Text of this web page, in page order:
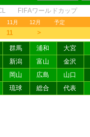
FIFAワールドカップ
11月 12月 予定
11 ＞
群馬 浦和 大宮
新潟 富山 金沢
岡山 広島 山口
琉球 総合 代表